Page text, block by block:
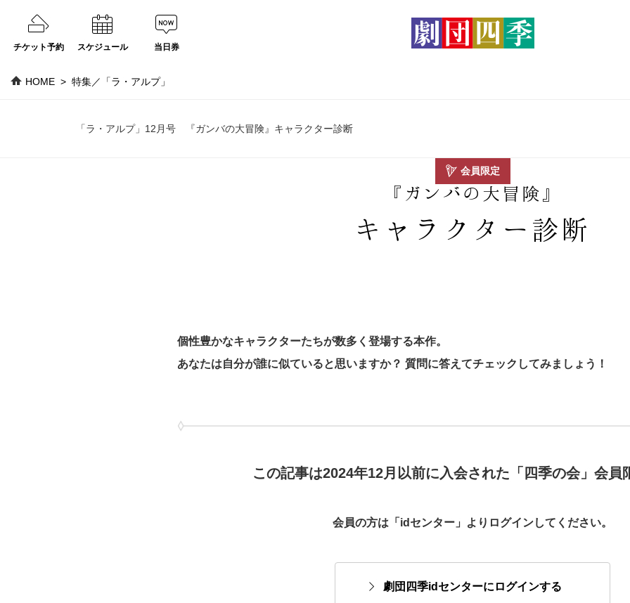
チケット予約 スケジュール 当日券
HOME 特集／「ラ・アルプ」
「ラ・アルプ」12月号 『ガンバの大冒険』キャラクター診断
会員限定
『ガンバの大冒険』
キャラクター診断
個性豊かなキャラクターたちが数多く登場する本作。
あなたは自分が誰に似ていると思いますか？ 質問に答えてチェックしてみましょう！
この記事は2024年12月以前に入会された「四季の会」会員
会員の方は「idセンター」よりログインしてください。
劇団四季idセンターにログインする